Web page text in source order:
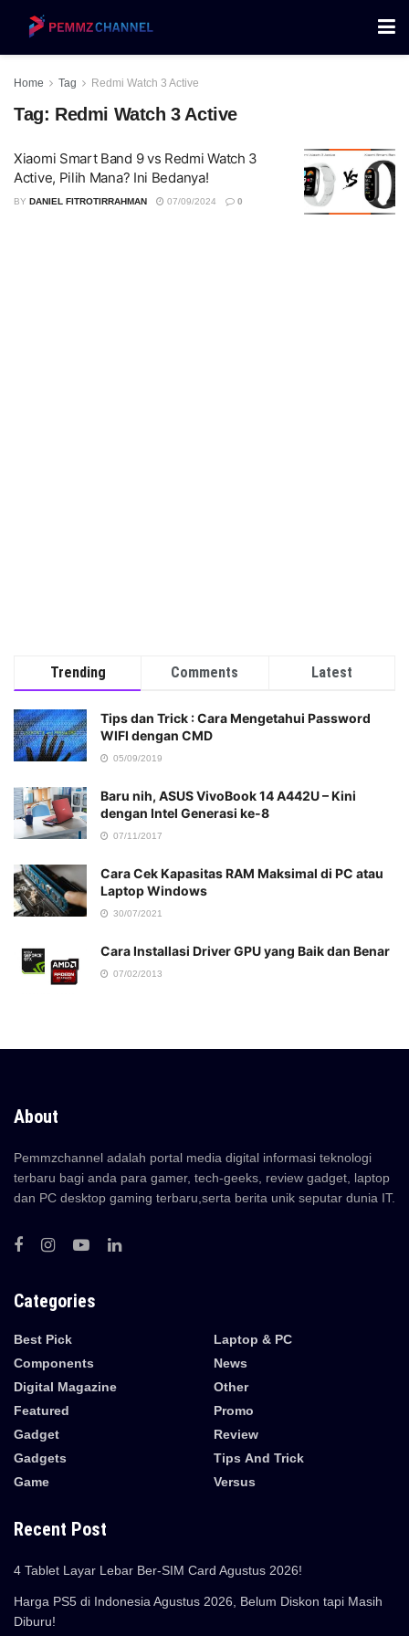
Home Tag Redmi Watch 3 Active
Tag: Redmi Watch 3 Active
Xiaomi Smart Band 9 vs Redmi Watch 3
Active, Pilih Mana? Ini Bedanya!
BY DANIEL FITROTIRRAHMAN 07/09/2024 0
Trending Comments Latest
Tips dan Trick : Cara Mengetahui Password
WIFI dengan CMD
05/09/2019
Baru nih, ASUS VivoBook 14 A442U – Kini
dengan Intel Generasi ke-8
07/11/2017
Cara Cek Kapasitas RAM Maksimal di PC atau
Laptop Windows
30/07/2021
Cara Installasi Driver GPU yang Baik dan Benar
07/02/2013
About
Pemmzchannel adalah portal media digital informasi teknologi
terbaru bagi anda para gamer, tech-geeks, review gadget, laptop
dan PC desktop gaming terbaru,serta berita unik seputar dunia IT.
Categories
Best Pick
Components
Digital Magazine
Featured
Gadget
Gadgets
Game
Laptop & PC
News
Other
Promo
Review
Tips And Trick
Versus
Recent Post
4 Tablet Layar Lebar Ber-SIM Card Agustus 2026!
Harga PS5 di Indonesia Agustus 2026, Belum Diskon tapi Masih
Diburu!